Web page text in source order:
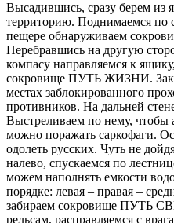
Высадившись, сразу берем из
территорию. Поднимаемся по
пещере обнаруживаем
Перебравшись на другую
компасу направляемся к
сокровище ПУТЬ ЖИЗНИ.
местах заблокированного
противников. На дальней
Выстреливаем по нему, чтобы
можно поражать саркофаги.
одолеть русских. Чуть не
налево, спускаемся по
можем наполнять емкости
порядке: левая – правая –
забираем сокровище ПУТЬ
рельсам, расправляемся с